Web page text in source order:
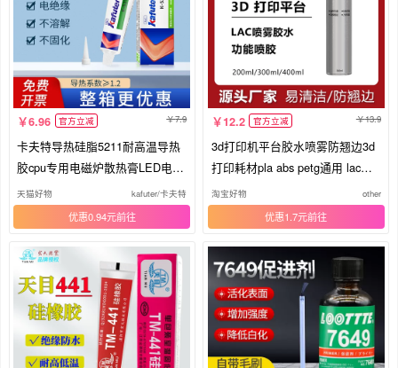
6.96 官方立减 7.9
卡夫特导热硅脂5211耐高温导热
胶cpu专用电磁炉散热膏LED电子
电器电脑笔记本显卡填充涂覆不
固化高导热硅脂膏
天猫好物 kafuter/卡夫特
优惠0.94元
12.2 官方立减 13.9
3d打印机平台胶水喷雾防翘边3d
打印耗材pla abs petg通用 lac胶
水
淘宝好物 other
优惠1.7元